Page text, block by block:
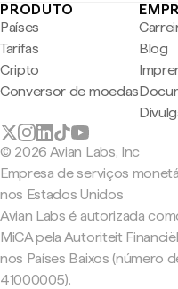
PRODUTO
Países
Tarifas
Cripto
Conversor de moedas
Blog
© 2026 Avian Labs, Inc
Empresa de serviços
nos Estados Unidos
Avian Labs é autorizada
MiCA pela Autoriteit
nos Países Baixos (número
41000005).